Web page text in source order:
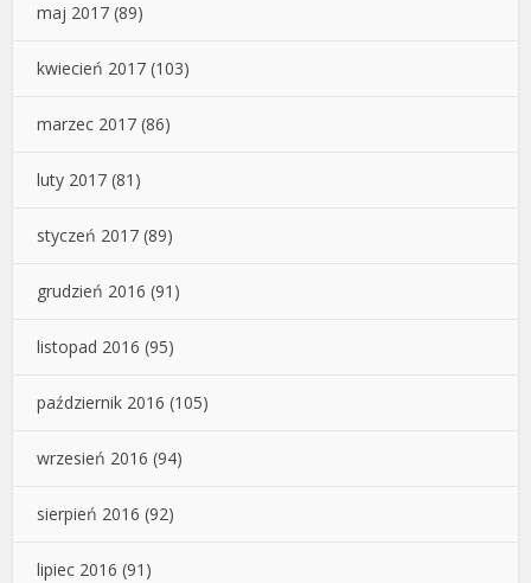
maj 2017 (89)
kwiecień 2017 (103)
marzec 2017 (86)
luty 2017 (81)
styczeń 2017 (89)
grudzień 2016 (91)
listopad 2016 (95)
październik 2016 (105)
wrzesień 2016 (94)
sierpień 2016 (92)
lipiec 2016 (91)